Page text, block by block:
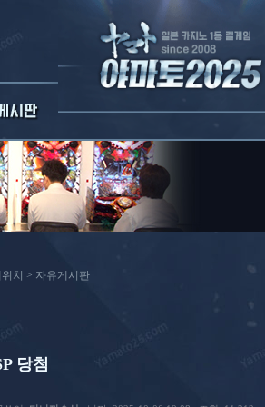
치 > 자유게시판
당첨